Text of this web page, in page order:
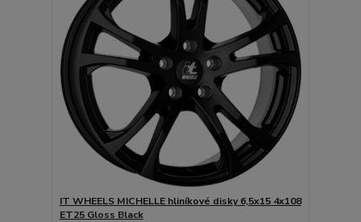
IT WHEELS MICHELLE hliníkové disky 6,5x15 4x108
ET25 Gloss Black